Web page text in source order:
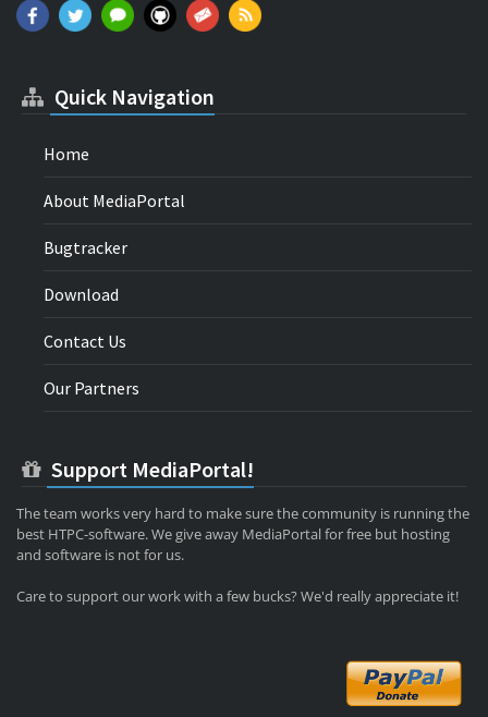
Quick Navigation
Home
About MediaPortal
Bugtracker
Download
Contact Us
Our Partners
Support MediaPortal!
The team works very hard to make sure the community is running the
best HTPC-software. We give away MediaPortal for free but hosting
and software is not for us.
Care to support our work with a few bucks? We'd really appreciate it!